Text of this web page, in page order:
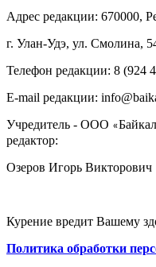
Адрес редакции: 670000,
г. Улан-Удэ, ул. Смолина,
Телефон редакции: ‎‎8 (924
E-mail редакции:
Учредитель - ООО «
редактор:
Озеров Игорь Викторович
Курение вредит Вашему
Политика обработки